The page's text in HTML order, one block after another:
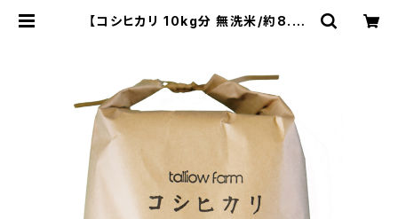
【コシヒカリ 10kg分 無洗米/約8.5k
で栽培した お米 ほぼ無農薬の減農薬
(低農薬) 天日干し に近い乾燥 有機J
AS 以上の拘り 低温保存 １０キロ |
蛇紋岩米の特別栽培米 八木川米 通
販：トリオファームネットショップ